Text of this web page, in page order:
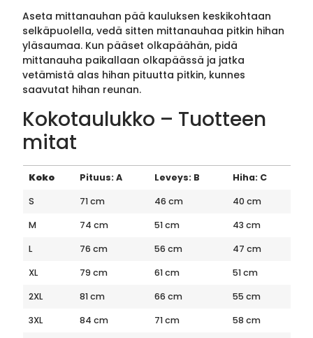
Aseta mittanauhan pää kauluksen keskikohtaan
selkäpuolella, vedä sitten mittanauhaa pitkin hihan
yläsaumaa. Kun pääset olkapäähän, pidä
mittanauha paikallaan olkapäässä ja jatka
vetämistä alas hihan pituutta pitkin, kunnes
saavutat hihan reunan.
Kokotaulukko – Tuotteen
mitat
Koko Pituus: A Leveys: B
Hiha: C
S
71 cm 46 cm
40 cm
M
74 cm 51 cm
43 cm
L
76 cm 56 cm
47 cm
XL
79 cm 61 cm
51 cm
2XL
81 cm 66 cm
55 cm
3XL
84 cm 71 cm
58 cm